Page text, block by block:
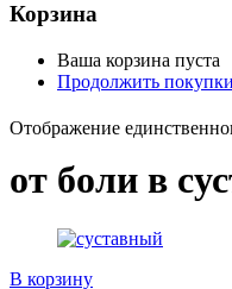
Корзина
Ваша корзина пуста
Продолжить покупки
Отображение
от боли в
В корзину